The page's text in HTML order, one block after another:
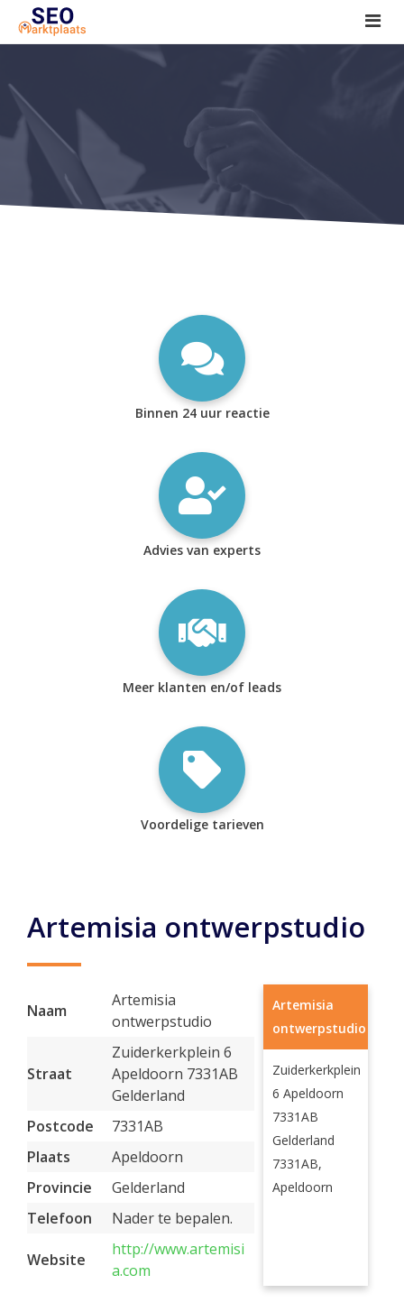
SEO tools reviews
Marketeer bij jou in de buurt?
Offerte
1. Seo voor beginners +
2. Onderzoeken +
Binnen 24 uur reactie
Advies van experts
Meer klanten en/of leads
Voordelige tarieven
Artemisia ontwerpstudio
Naam
Artemisia
ontwerpstudio
Straat
Zuiderkerkplein 6
Apeldoorn 7331AB
Gelderland
Postcode
7331AB
Plaats
Apeldoorn
Provincie
Gelderland
Telefoon
Nader te bepalen.
Website
http://www.artemisi
a.com
Artemisia
ontwerpstudio
Zuiderkerkplein
6 Apeldoorn
7331AB
Gelderland
7331AB,
Apeldoorn